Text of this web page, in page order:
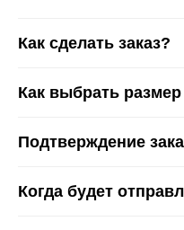
Как сделать заказ?
Как выбрать
Подтверждение
Когда будет